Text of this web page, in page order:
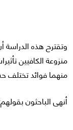
وتقترح هذه الدراسة
منزوعة الكافيين
منهما فوائد تختلف
أنهى الباحثون